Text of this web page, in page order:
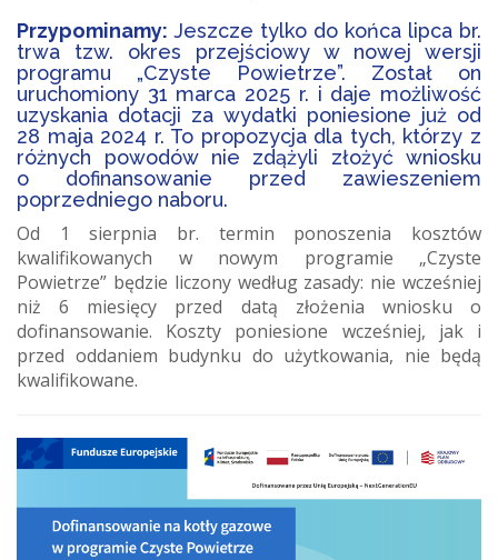
Przypominamy: Jeszcze tylko do końca lipca br.
trwa tzw. okres przejściowy w nowej wersji
programu „Czyste Powietrze”. Został on
uruchomiony 31 marca 2025 r. i daje możliwość
uzyskania dotacji za wydatki poniesione już od
28 maja 2024 r. To propozycja dla tych, którzy z
różnych powodów nie zdążyli złożyć wniosku
o dofinansowanie przed zawieszeniem
poprzedniego naboru.
Od 1 sierpnia br. termin ponoszenia kosztów
kwalifikowanych w nowym programie „Czyste
Powietrze” będzie liczony według zasady: nie wcześniej
niż 6 miesięcy przed datą złożenia wniosku o
dofinansowanie. Koszty poniesione wcześniej, jak i
przed oddaniem budynku do użytkowania, nie będą
kwalifikowane.